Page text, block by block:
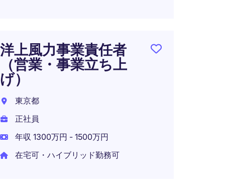
洋上風力事業責任者
（営業・事業立ち上
げ）
東京都
正社員
年収 1300万円 - 1500万円
在宅可・ハイブリッド勤務可